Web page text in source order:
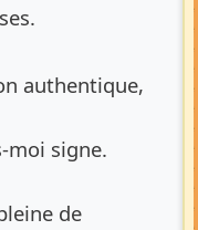
authentique,
moi signe.
de